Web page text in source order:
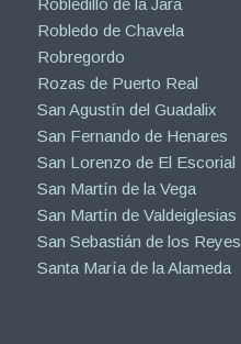
Robledillo de la Jara
Robledo de Chavela
Robregordo
Rozas de Puerto Real
San Agustín del Guadalix
San Fernando de Henares
San Lorenzo de El Escorial
San Martín de la Vega
San Martín de Valdeiglesias
San Sebastián de los Reyes
Santa María de la Alameda